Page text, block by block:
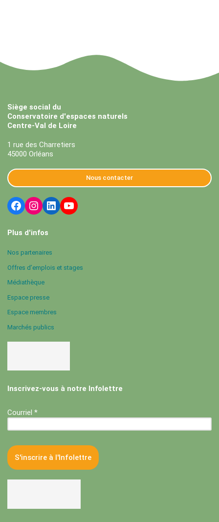
Siège social du
Conservatoire d'espaces naturels
Centre-Val de Loire
1 rue des Charretiers
45000 Orléans
Nous contacter
Plus d'infos
Nos partenaires
Offres d’emplois et stages
Médiathèque
Espace presse
Espace membres
Marchés publics
Inscrivez-vous à notre Infolettre
Courriel *